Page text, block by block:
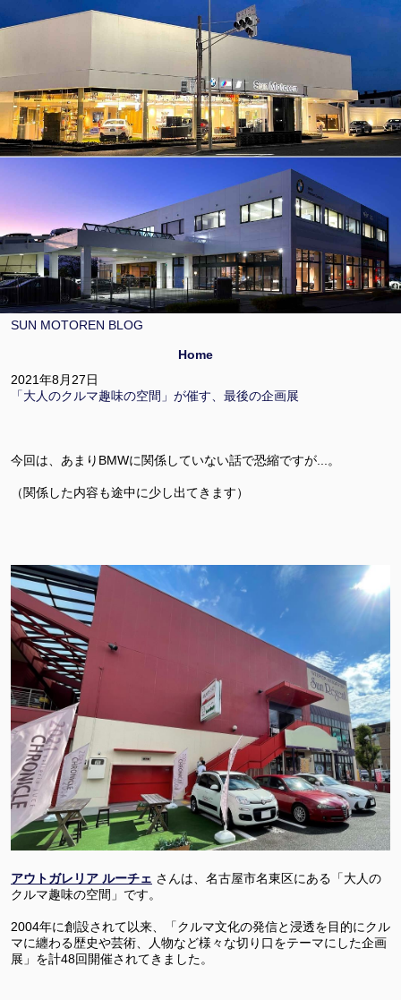
SUN MOTOREN BLOG
Home
2021年8月27日
「大人のクルマ趣味の空間」が催す、最後の企画展
今回は、あまりBMWに関係していない話で恐縮ですが...。
（関係した内容も途中に少し出てきます）
アウトガレリア ルーチェ さんは、名古屋市名東区にある「大人の
クルマ趣味の空間」です。
2004年に創設されて以来、「クルマ文化の発信と浸透を目的にクル
マに纏わる歴史や芸術、人物など様々な切り口をテーマにした企画
展」を計48回開催されてきました。